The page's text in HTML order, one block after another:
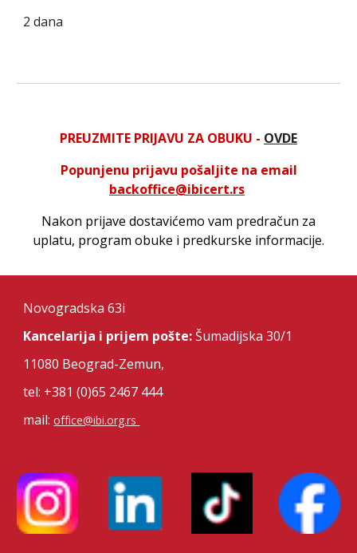
2 dana
PREUZMITE PRIJAVU ZA OBUKU - OVDE
Popunjenu prijavu pošaljite na email
backoffice@ibicert.rs
Nakon prijave dostavićemo vam predračun za
uplatu, program obuke i predkurske informacije.
Novogradska 63i
Kancelarija i prijem pošte:Šumadijska 30/1
11080 Beograd-Zemun,
tel: +381 (0)65 2467 444
mail:office@ibi.org.rs